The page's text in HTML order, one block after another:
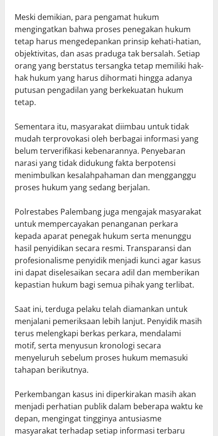
Meski demikian, para pengamat hukum
mengingatkan bahwa proses penegakan hukum
tetap harus mengedepankan prinsip kehati-hatian,
objektivitas, dan asas praduga tak bersalah. Setiap
orang yang berstatus tersangka tetap memiliki hak-
hak hukum yang harus dihormati hingga adanya
putusan pengadilan yang berkekuatan hukum
tetap.
Sementara itu, masyarakat diimbau untuk tidak
mudah terprovokasi oleh berbagai informasi yang
belum terverifikasi kebenarannya. Penyebaran
narasi yang tidak didukung fakta berpotensi
menimbulkan kesalahpahaman dan mengganggu
proses hukum yang sedang berjalan.
Polrestabes Palembang juga mengajak masyarakat
untuk mempercayakan penanganan perkara
kepada aparat penegak hukum serta menunggu
hasil penyidikan secara resmi. Transparansi dan
profesionalisme penyidik menjadi kunci agar kasus
ini dapat diselesaikan secara adil dan memberikan
kepastian hukum bagi semua pihak yang terlibat.
Saat ini, terduga pelaku telah diamankan untuk
menjalani pemeriksaan lebih lanjut. Penyidik masih
terus melengkapi berkas perkara, mendalami
motif, serta menyusun kronologi secara
menyeluruh sebelum proses hukum memasuki
tahapan berikutnya.
Perkembangan kasus ini diperkirakan masih akan
menjadi perhatian publik dalam beberapa waktu ke
depan, mengingat tingginya antusiasme
masyarakat terhadap setiap informasi terbaru